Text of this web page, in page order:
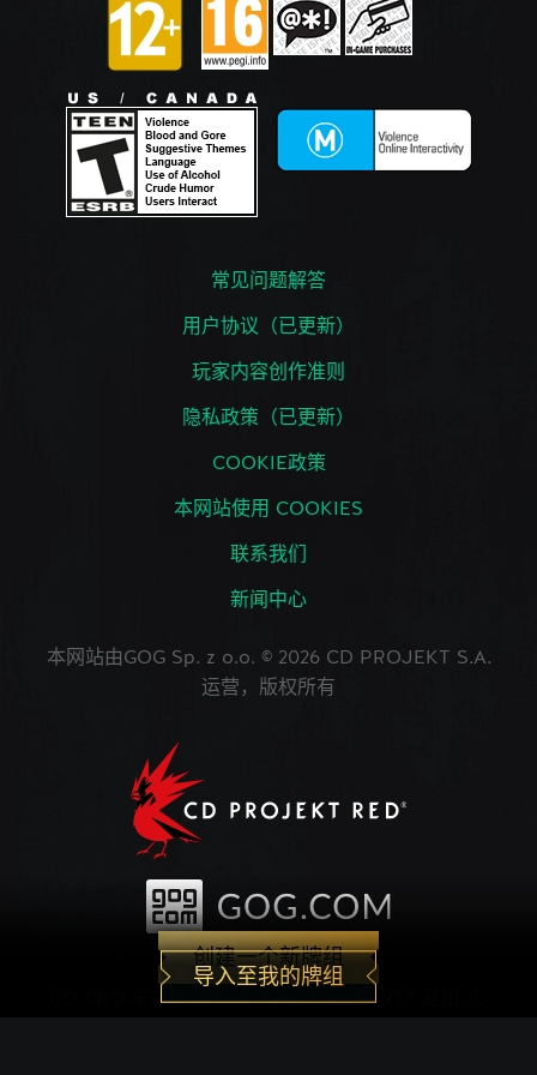
创建一个新牌组
导入至我的牌组
常见问题解答
用户协议（已更新）
玩家内容创作准则
隐私政策（已更新）
COOKIE政策
本网站使用 COOKIES
联系我们
新闻中心
本网站由GOG Sp. z o.o. © 2026 CD PROJEKT S.A.
运营，版权所有
CD PROJEKT®, The Witcher®, GWENT® 是由CD